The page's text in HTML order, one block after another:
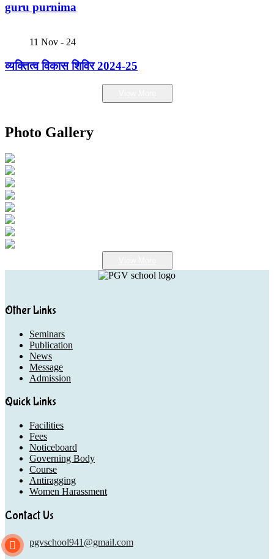
guru purnima
11 Nov - 24
व्यक्तित्व विकास शिविर 2024-25
Photo Gallery
Other Links
Seminars
Publication
News
Message
Admission
Quick Links
Facilities
Fees
Noticeboard
Governing Body
Course
Antiragging
Women Harassment
Contact Us
pgvschool941@gmail.com